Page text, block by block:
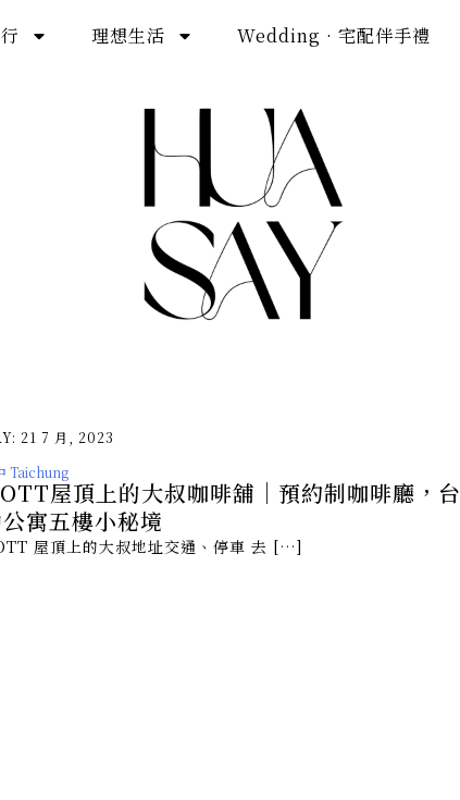
理想生活 Wedding · 宅配伴手禮
21 7 月, 2023
Taichung
屋頂上的大叔咖啡舖｜預約制咖啡廳，台
寓五樓小秘境
屋頂上的大叔地址交通、停車 去 […]